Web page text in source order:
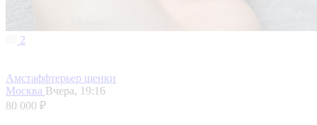
2
Амстаффтерьер щенки
Москва Вчера, 19:16
80 000 ₽